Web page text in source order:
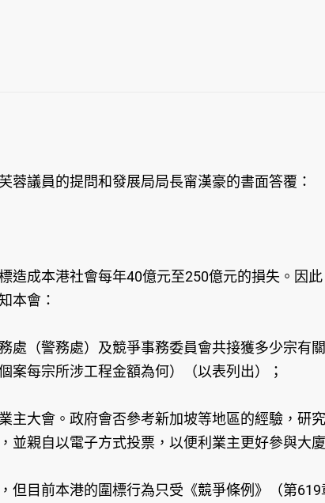
議員的提問和發展局局長甯漢豪的書面答覆：
成本港社會每年40億元至250億元的損失。因
本會：
處（警務處）及競爭事務委員會共接獲多少宗
案每宗所涉工程金額為何）（以表列出）；
主大會。政府會否參考新加坡等地區的經驗，
親自以電子方式投票，以便利業主更好參與大
但目前本港的圍標行為只受《競爭條例》（第